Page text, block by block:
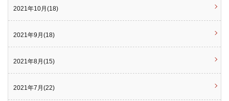
2021年10月(18)
2021年9月(18)
2021年8月(15)
2021年7月(22)